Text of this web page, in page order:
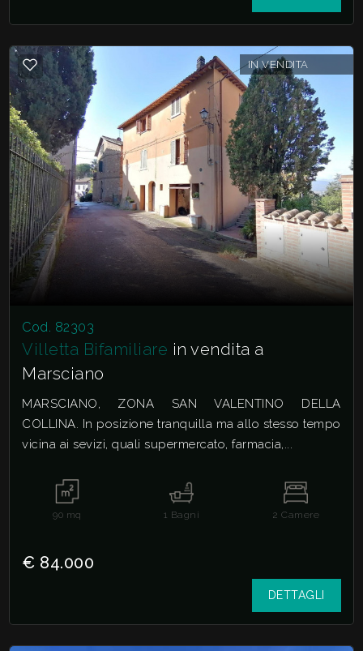
IN VENDITA
Cod. 82303
Villetta Bifamiliare in vendita a
Marsciano
MARSCIANO, ZONA SAN VALENTINO DELLA
COLLINA. In posizione tranquilla ma allo stesso tempo
vicina ai sevizi, quali supermercato, farmacia,...
90 mq 1 Bagni 2 Camere
€ 84.000
DETTAGLI